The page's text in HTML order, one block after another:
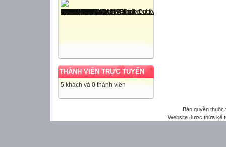
THÀNH VIÊN TRỰC TUYẾN
5 khách và 0 thành viên
Bản quyền
Website được thừa kế